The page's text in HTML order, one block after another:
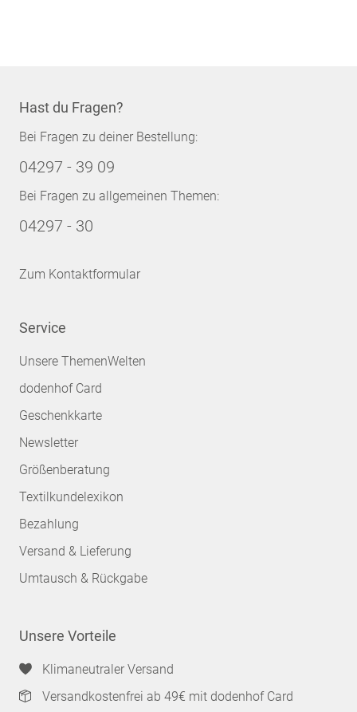
Hast du Fragen?
Bei Fragen zu deiner Bestellung:
04297 - 39 09
Bei Fragen zu allgemeinen Themen:
04297 - 30
Zum Kontaktformular
Service
Unsere ThemenWelten
dodenhof Card
Geschenkkarte
Newsletter
Größenberatung
Textilkundelexikon
Bezahlung
Versand & Lieferung
Umtausch & Rückgabe
Unsere Vorteile
Klimaneutraler Versand
Versandkostenfrei ab 49€ mit dodenhof Card